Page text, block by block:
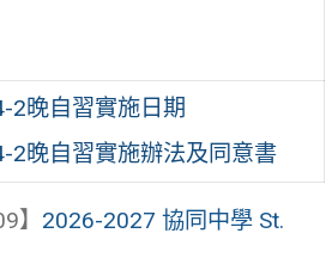
2晚自習實施日期
2晚自習實施辦法及同意書
】 2026-2027 協同中學 St.